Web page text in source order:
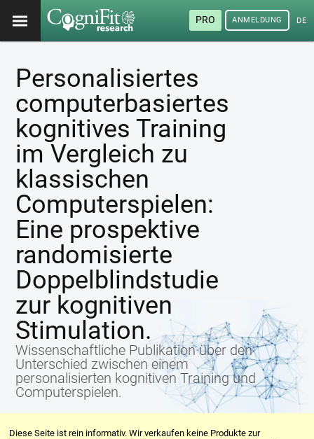
PRO ANMELDUNG
Personalisiertes
computerbasiertes
kognitives Training
im Vergleich zu
klassischen
Computerspielen:
Eine prospektive
randomisierte
Doppelblindstudie
zur kognitiven
Stimulation.
Wissenschaftliche Publikation über den
Unterschied zwischen einem
personalisierten kognitiven Training und
Computerspielen.
Diese Seite ist rein informativ. Wir verkaufen keine Produkte zur